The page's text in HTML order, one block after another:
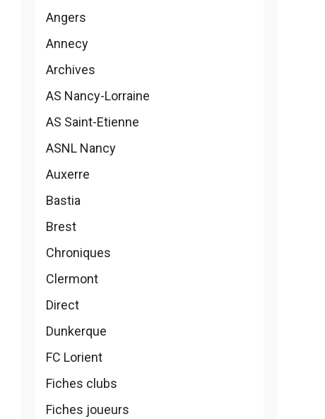
Angers
Annecy
Archives
AS Nancy-Lorraine
AS Saint-Etienne
ASNL Nancy
Auxerre
Bastia
Brest
Chroniques
Clermont
Direct
Dunkerque
FC Lorient
Fiches clubs
Fiches joueurs